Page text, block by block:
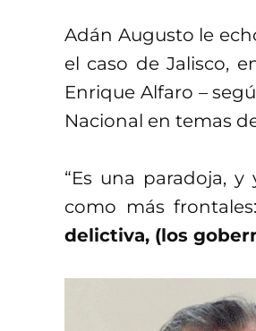
Adán Augusto le
el caso de Jalisco,
Enrique Alfaro –
Nacional en temas
“Es una paradoja,
como más
delictiva, (los